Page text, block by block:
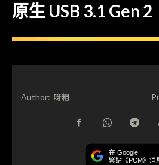
原生 USB 3.1 Gen 2
Author: 呀粗
在 Google
緊貼《PCM》消